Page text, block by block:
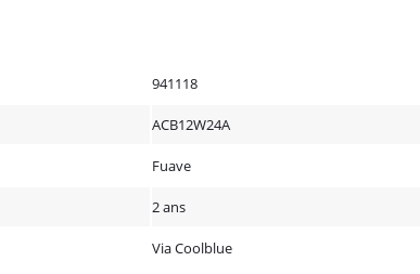
941118
ACB12W24A
Fuave
2 ans
Via Coolblue